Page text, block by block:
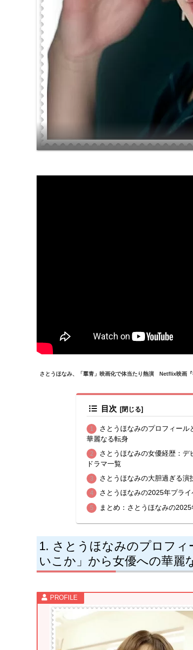
さとうほなみ、「羣青」映画化で体当たり熱演 Netflix映画
目次
さとうほなみのプロフィー
華麗なる転身
さとうほなみの女優経歴：
ドラマ一覧
さとうほなみの大胆過ぎる
さとうほなみの2025年プラ
まとめ：さとうほなみの
さとうほなみのプロフィ
いこか」から女優への華麗